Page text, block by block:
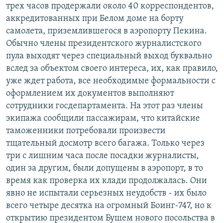
трех часов продержали около 40 корреспондентов,
аккредитованных при Белом доме на борту
самолета, приземлившегося в аэропорту Пекина.
Обычно члены президентского журналистского
пула выходят через специальный выход буквально
вслед за объектом своего интереса, их, как правило,
уже ждет работа, все необходимые формальности с
оформлением их документов выполняют
сотрудники госдепартамента. На этот раз члены
экипажа сообщили пассажирам, что китайские
таможенники потребовали произвести
тщательный досмотр всего багажа. Только через
три с лишним часа после посадки журналисты,
один за другим, были допущены в аэропорт, в то
время как проверка их клади продолжалась. Они
явно не испытали серьезных неудобств - их было
всего четыре десятка на огромный Боинг-747, но к
открытию президентом Бушем нового посольства в